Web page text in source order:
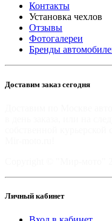
Контакты
Установка чехлов
Отзывы
Фотогалереи
Бренды
Доставим заказ сегодня
Личный кабинет